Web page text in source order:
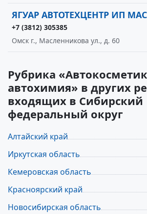
ЯГУАР АВТОТЕХЦЕНТР ИП
+7 (3812) 305385
Омск г., Масленникова ул., д. 60
Рубрика
автохимия» в других
входящих в Сибирский
федеральный округ
Алтайский край
Иркутская область
Кемеровская область
Красноярский край
Новосибирская область